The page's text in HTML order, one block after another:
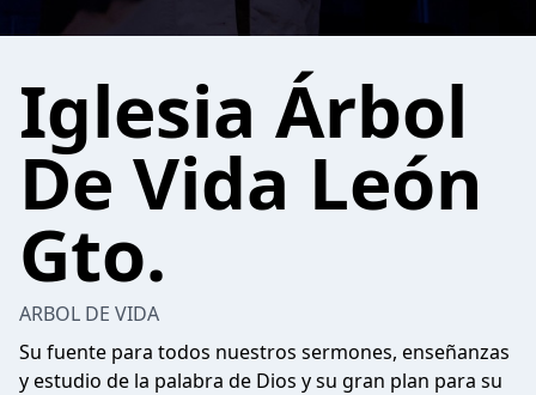
Iglesia Árbol
De Vida León
Gto.
ARBOL DE VIDA
Su fuente para todos nuestros sermones, enseñanzas
y estudio de la palabra de Dios y su gran plan para su